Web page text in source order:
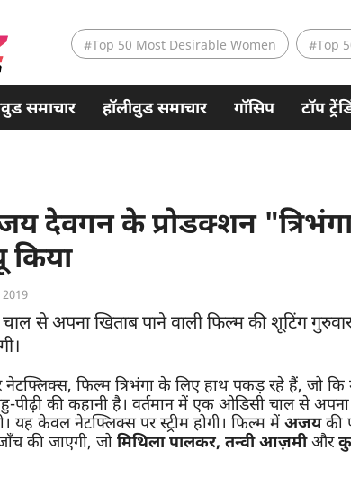
#Top 50 Most Desirable Women #Top
समाचार हॉलीवुड समाचार गॉसिप टॉप
देवगन के प्रोडक्शन
किया
से अपना खिताब पाने वाली फिल्म की शूटिंग
नेटफ्लिक्स, फिल्म त्रिभंगा के लिए हाथ पकड़ रहे हैं, जो कि
पीढ़ी की कहानी है। वर्तमान में एक ओडिसी चाल से
यह केवल नेटफ्लिक्स पर स्ट्रीम होगी। फिल्म में अजयकी
की जाएगी, जो मिथिला पालकर, तन्वी आज़मीऔर